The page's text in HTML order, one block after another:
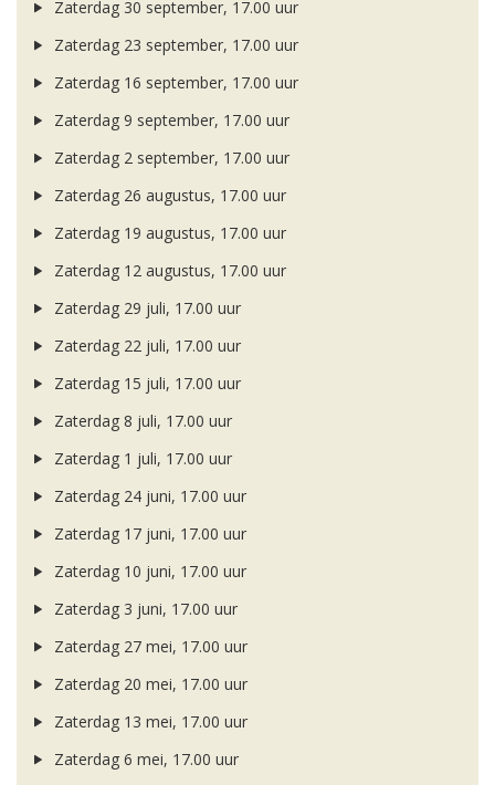
Zaterdag 30 september, 17.00 uur
Zaterdag 23 september, 17.00 uur
Zaterdag 16 september, 17.00 uur
Zaterdag 9 september, 17.00 uur
Zaterdag 2 september, 17.00 uur
Zaterdag 26 augustus, 17.00 uur
Zaterdag 19 augustus, 17.00 uur
Zaterdag 12 augustus, 17.00 uur
Zaterdag 29 juli, 17.00 uur
Zaterdag 22 juli, 17.00 uur
Zaterdag 15 juli, 17.00 uur
Zaterdag 8 juli, 17.00 uur
Zaterdag 1 juli, 17.00 uur
Zaterdag 24 juni, 17.00 uur
Zaterdag 17 juni, 17.00 uur
Zaterdag 10 juni, 17.00 uur
Zaterdag 3 juni, 17.00 uur
Zaterdag 27 mei, 17.00 uur
Zaterdag 20 mei, 17.00 uur
Zaterdag 13 mei, 17.00 uur
Zaterdag 6 mei, 17.00 uur